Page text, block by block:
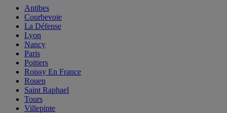
Antibes
Courbevoie
La Défense
Lyon
Nancy
Paris
Poitiers
Roissy En France
Rouen
Saint Raphael
Tours
Villepinte